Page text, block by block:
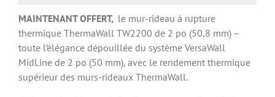
MAINTENANT OFFERT, le mur-rideau à rupture
thermique ThermaWall TW2200 de 2 po (50,8 mm) –
toute l’élégance dépouillée du système VersaWall
MidLine de 2 po (50 mm), avec le rendement thermique
supérieur des murs-rideaux ThermaWall.